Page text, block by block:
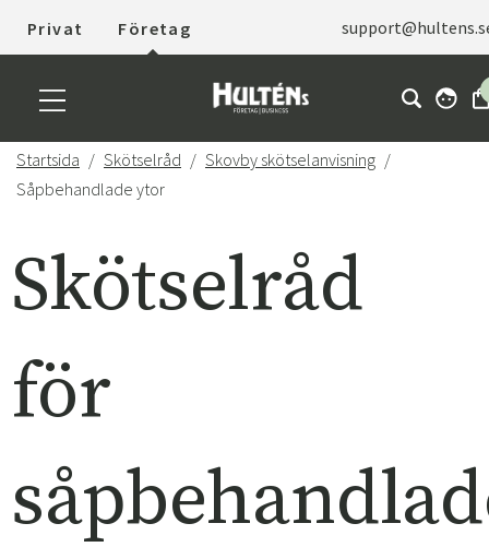
Privat Företag
Startsida Skötselråd
Skovby skötselanvisning
Såpbehandlade ytor
Skötselråd
för